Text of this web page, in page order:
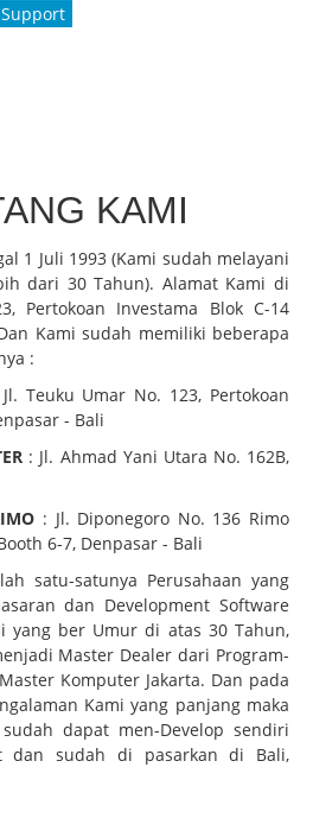
KAMI
1 Juli 1993 (Kami sudah melayani
dari 30 Tahun). Alamat Kami di
Pertokoan Investama Blok C-14
Kami sudah memiliki beberapa
:
Teuku Umar No. 123, Pertokoan
- Bali
: Jl. Ahmad Yani Utara No. 162B,
: Jl. Diponegoro No. 136 Rimo
6-7, Denpasar - Bali
satu-satunya Perusahaan yang
dan Development Software
yang ber Umur di atas 30 Tahun,
Master Dealer dari Program-
Komputer Jakarta. Dan pada
Kami yang panjang maka
dapat men-Develop sendiri
dan sudah di pasarkan di Bali,